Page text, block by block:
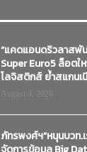
“แคดแอนดริวลาสพั
Super Euro5 ล็อต
โลจิสติกส์ ย้ำสแกนเ
ภัทรพงศ์ฯ”หนุนบวท